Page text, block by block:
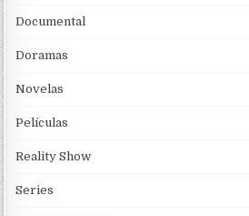
Documental
Doramas
Novelas
Películas
Reality Show
Series